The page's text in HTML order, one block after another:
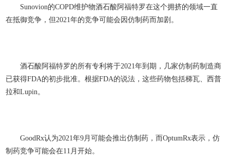
Sunovion的COPD维护物酒石酸阿福特罗在这个拥挤的领域一直
在抵御竞争，但2021年的竞争可能会因仿制药而加剧。
酒石酸阿福特罗的所有专利将于2021年到期，几家仿制药制造商
已获得FDA的初步批准。根据FDA的说法，这些药物包括梯瓦、西普
拉和Lupin。
GoodRx认为2021年9月可能会推出仿制药，而OptumRx表示，仿
制药竞争可能会在11月开始。